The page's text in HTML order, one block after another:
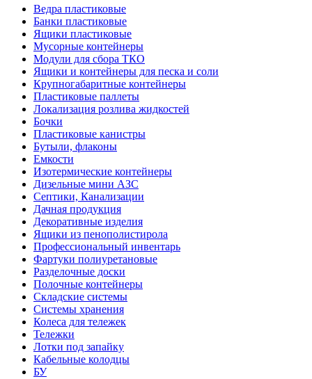
Ведра пластиковые
Банки пластиковые
Ящики пластиковые
Мусорные контейнеры
Модули для сбора ТКО
Ящики и контейнеры для песка и соли
Крупногабаритные контейнеры
Пластиковые паллеты
Локализация розлива жидкостей
Бочки
Пластиковые канистры
Бутыли, флаконы
Емкости
Изотермические контейнеры
Дизельные мини АЗС
Септики, Канализации
Дачная продукция
Декоративные изделия
Ящики из пенополистирола
Профессиональный инвентарь
Фартуки полиуретановые
Разделочные доски
Полочные контейнеры
Складские системы
Системы хранения
Колеса для тележек
Тележки
Лотки под запайку
Кабельные колодцы
БУ